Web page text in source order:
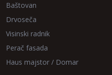
Baštovan
Drvoseča
Visinski radnik
Perač fasada
Haus majstor / Domar